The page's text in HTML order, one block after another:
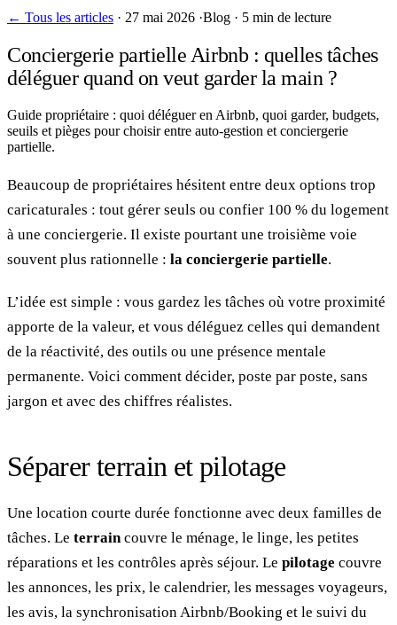
← Tous les articles · 27 mai 2026 ·Blog · 5 min de lecture
Conciergerie partielle Airbnb : quelles tâches
déléguer quand on veut garder la main ?
Guide propriétaire : quoi déléguer en Airbnb, quoi garder, budgets,
seuils et pièges pour choisir entre auto-gestion et conciergerie
partielle.
Beaucoup de propriétaires hésitent entre deux options trop
caricaturales : tout gérer seuls ou confier 100 % du logement
à une conciergerie. Il existe pourtant une troisième voie
souvent plus rationnelle : la conciergerie partielle.
L’idée est simple : vous gardez les tâches où votre proximité
apporte de la valeur, et vous déléguez celles qui demandent
de la réactivité, des outils ou une présence mentale
permanente. Voici comment décider, poste par poste, sans
jargon et avec des chiffres réalistes.
Séparer terrain et pilotage
Une location courte durée fonctionne avec deux familles de
tâches. Le terraincouvre le ménage, le linge, les petites
réparations et les contrôles après séjour. Le pilotage couvre
les annonces, les prix, le calendrier, les messages voyageurs,
les avis, la synchronisation Airbnb/Booking et le suivi du